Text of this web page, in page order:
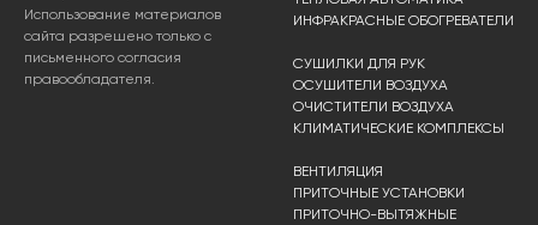
Использование материалов
сайта разрешено только с
письменного согласия
правообладателя.
ИНФРАКРАСНЫЕ ОБОГРЕВАТЕЛИ
СУШИЛКИ ДЛЯ РУК
ОСУШИТЕЛИ ВОЗДУХА
ОЧИСТИТЕЛИ ВОЗДУХА
КЛИМАТИЧЕСКИЕ КОМПЛЕКСЫ
ВЕНТИЛЯЦИЯ
ПРИТОЧНЫЕ УСТАНОВКИ
ПРИТОЧНО-ВЫТЯЖНЫЕ